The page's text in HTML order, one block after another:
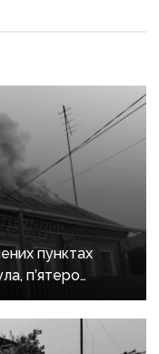
пунктах
п’ятеро